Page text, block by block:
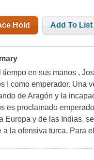
Hold Add To List
tiempo en sus manos ,
I como emperador. Una
de Aragón y la
es proclamado
Europa y de las Indias,
a la ofensiva turca. Para